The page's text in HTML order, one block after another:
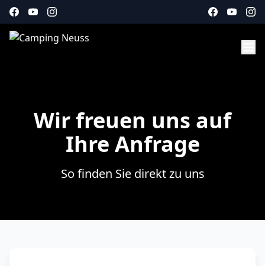
Wir freuen uns auf
Ihre Anfrage
So finden Sie direkt zu uns